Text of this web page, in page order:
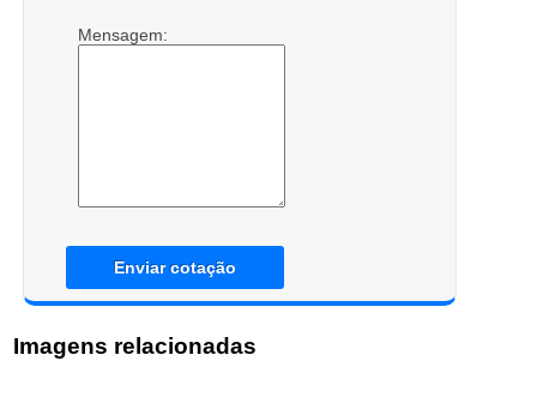
Mensagem:
Enviar cotação
Imagens relacionadas